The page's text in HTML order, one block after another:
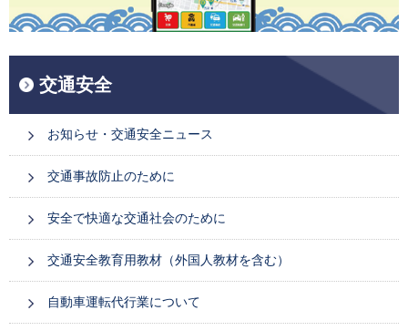
交通安全
お知らせ・交通安全ニュース
交通事故防止のために
安全で快適な交通社会のために
交通安全教育用教材（外国人教材を含む）
自動車運転代行業について